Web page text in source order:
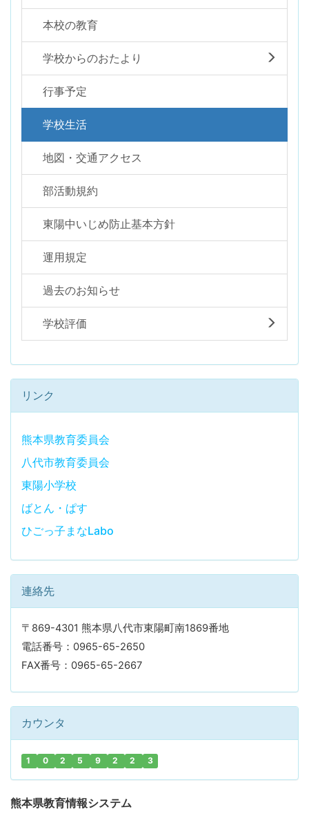
本校の教育
学校からのおたより
行事予定
学校生活
地図・交通アクセス
部活動規約
東陽中いじめ防止基本方針
運用規定
過去のお知らせ
学校評価
リンク
熊本県教育委員会
八代市教育委員会
東陽小学校
ばとん・ぱす
ひごっ子まなLabo
連絡先
〒869-4301 熊本県八代市東陽町南1869番地
電話番号：0965-65-2650
FAX番号：0965-65-2667
カウンタ
1 0 2 5 9 2 2 3
熊本県教育情報システム